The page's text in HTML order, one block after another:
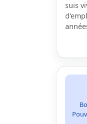
suis